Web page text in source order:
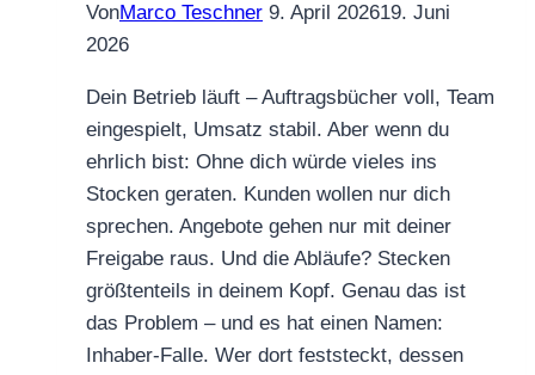
ist
VonMarco Teschner 9. April 202619. Juni
2026
Dein Betrieb läuft – Auftragsbücher voll, Team
eingespielt, Umsatz stabil. Aber wenn du
ehrlich bist: Ohne dich würde vieles ins
Stocken geraten. Kunden wollen nur dich
sprechen. Angebote gehen nur mit deiner
Freigabe raus. Und die Abläufe? Stecken
größtenteils in deinem Kopf. Genau das ist
das Problem – und es hat einen Namen:
Inhaber-Falle. Wer dort feststeckt, dessen